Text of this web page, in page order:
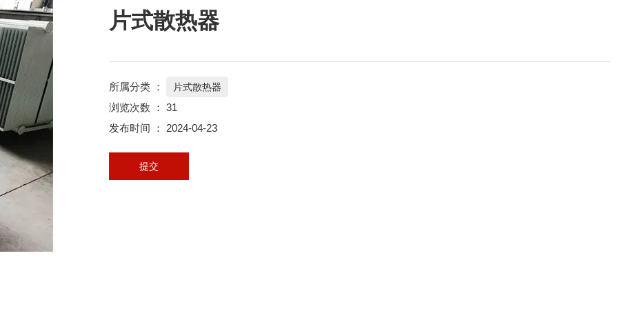
片式散热器
所属分类 ： 片式散热器
浏览次数 ： 31
发布时间 ： 2024-04-23
提交